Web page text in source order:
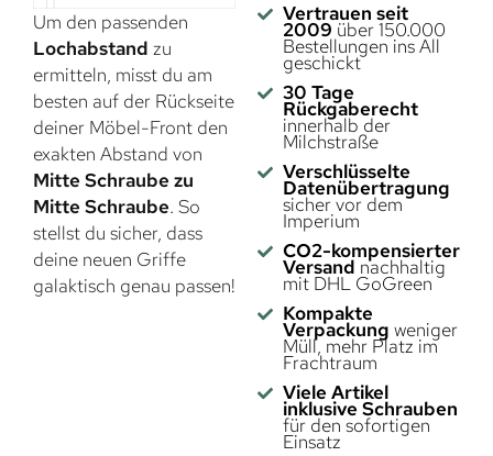
Um den passenden
Lochabstand zu
ermitteln, misst du am
besten auf der Rückseite
deiner Möbel-Front den
exakten Abstand von
Mitte Schraube zu
Mitte Schraube. So
stellst du sicher, dass
deine neuen Griffe
galaktisch genau passen!
Vertrauen seit
2009 über 150.000
Bestellungen ins All
geschickt
30 Tage
Rückgaberecht
innerhalb der
Milchstraße
Verschlüsselte
Datenübertragung
sicher vor dem
Imperium
CO2-kompensierter
Versand nachhaltig
mit DHL GoGreen
Kompakte
Verpackung weniger
Müll, mehr Platz im
Frachtraum
Viele Artikel
inklusive Schrauben
für den sofortigen
Einsatz